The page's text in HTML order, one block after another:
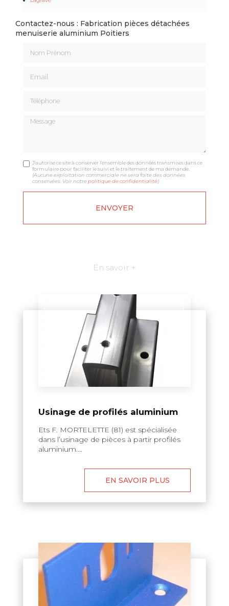
Contactez-nous : Fabrication pièces détachées
menuiserie aluminium Poitiers
Message
J'autorise ce site à conserver l'ensemble des données transmises dans ce
formulaire pour faciliter le suivi et le traitement de ma demande.
(Aucune exploitation commerciale ne sera faite des données
conservées. Voir notrepolitique de confidentialité)
En savoir +
Usinage de profilés aluminium
Ets F. MORTELETTE (81) est spécialisée
dans l’usinage de pièces à partir profilés
aluminium....
EN SAVOIR PLUS